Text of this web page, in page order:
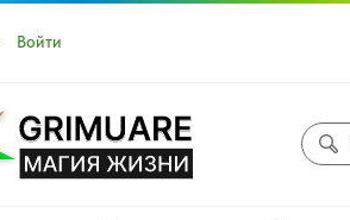
Войти